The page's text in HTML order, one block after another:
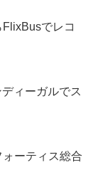
でレコ
ィーガルでス
ーティス総合